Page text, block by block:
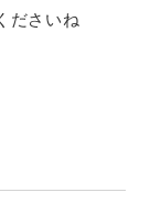
ださいね